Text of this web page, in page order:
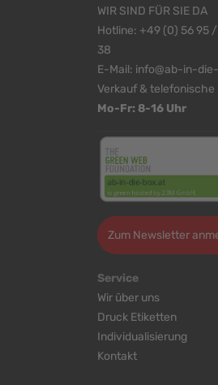
WIR SIND FÜR SIE DA
Hotline: +49 (0) 56 95
38
E-Mail: info@ab-in-
Verkauf & telefonische
Mo-Fr: 8-16 Uhr
Zum Newsletter
Service
Wir über uns
Druck Etiketten
Individualisierung
Kontakt